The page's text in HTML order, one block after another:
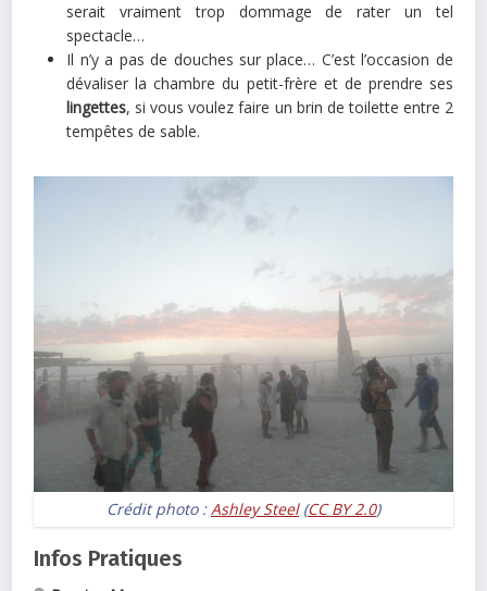
serait vraiment trop dommage de rater un tel
spectacle…
Il n’y a pas de douches sur place… C’est l’occasion de
dévaliser la chambre du petit-frère et de prendre ses
lingettes, si vous voulez faire un brin de toilette entre 2
tempêtes de sable.
Crédit photo : Ashley Steel(CC BY 2.0)
Infos Pratiques